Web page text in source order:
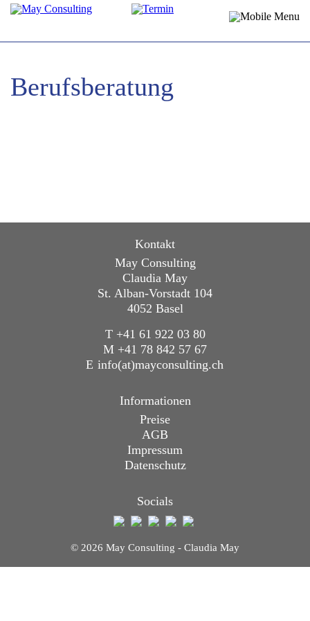
Berufsberatung
Kontakt
May Consulting
Claudia May
St. Alban-Vorstadt 104
4052 Basel
T +41 61 922 03 80
M +41 78 842 57 67
E info(at)mayconsulting.ch
Informationen
Preise
AGB
Impressum
Datenschutz
Socials
© 2026 May Consulting - Claudia May